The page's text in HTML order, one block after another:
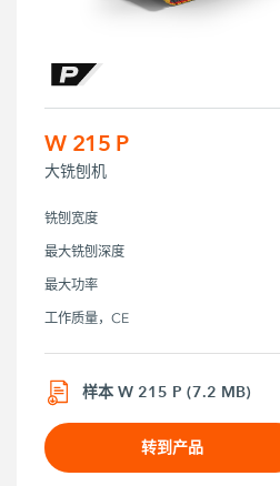
W 215 P
大铣刨机
铣刨宽度
最大铣刨深度
最大功率
工作质量，CE
样本 W 215 P (7.2 MB)
转到产品